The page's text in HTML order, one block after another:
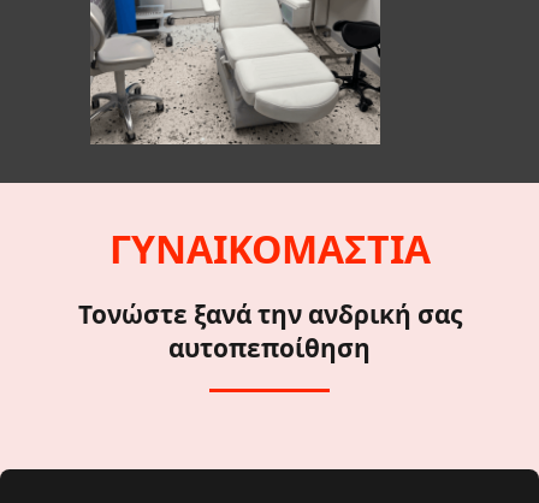
ΓΥΝΑΙΚΟΜΑΣΤΙΑ
Τονώστε ξανά την ανδρική σας
αυτοπεποίθηση